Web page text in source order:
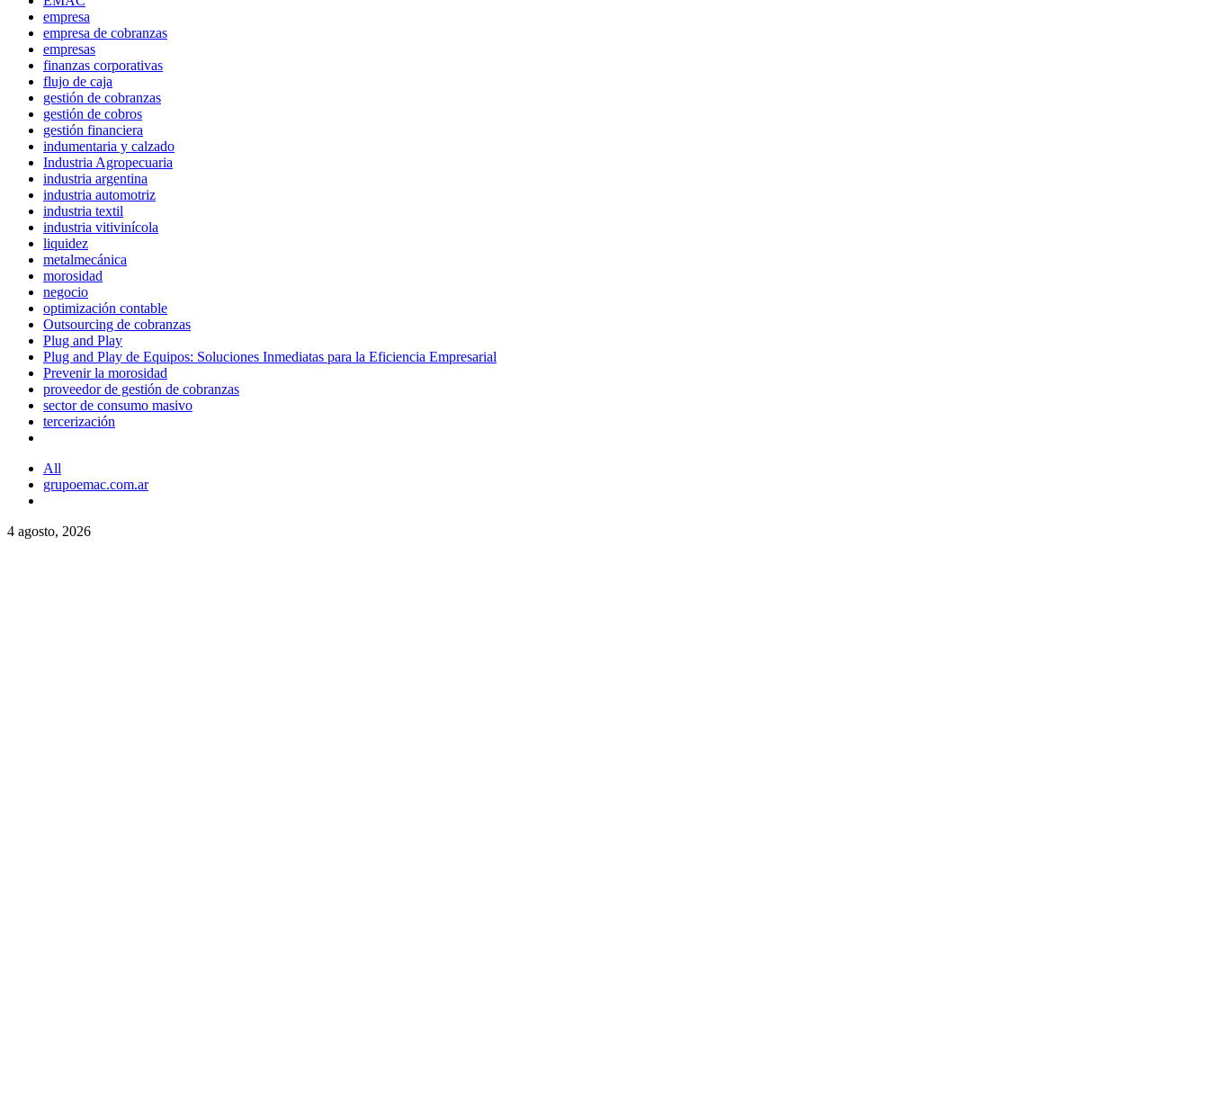
empresa
empresa de cobranzas
empresas
finanzas corporativas
flujo de caja
gestión de cobranzas
gestión de cobros
gestión financiera
indumentaria y calzado
Industria Agropecuaria
industria argentina
industria automotriz
industria textil
industria vitivinícola
liquidez
metalmecánica
morosidad
negocio
optimización contable
Outsourcing de cobranzas
Plug and Play
Plug and Play de Equipos: Soluciones Inmediatas para la Eficiencia Empresarial
Prevenir la morosidad
proveedor de gestión de cobranzas
sector de consumo masivo
tercerización
All
grupoemac.com.ar
4 agosto, 2026